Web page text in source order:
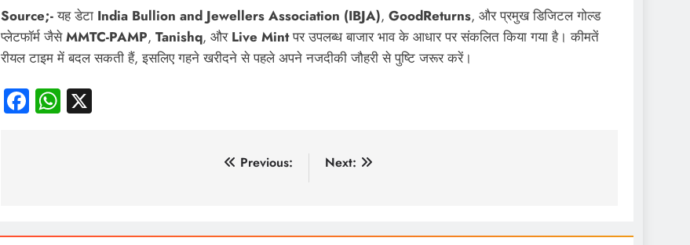
Source;-यह डेटा India Bullion and Jewellers Association (IBJA), GoodReturns, और प्रमुख डिजिटल गोल्ड
प्लेटफॉर्म जैसेMMTC-PAMP, Tanishq, और Live Mintपर उपलब्ध बाजार भाव के आधार पर संकलित किया गया है। कीमतें
रीयल टाइम में बदल सकती हैं, इसलिए गहने खरीदने से पहले अपने नजदीकी जौहरी से पुष्टि जरूर करें।
Facebook
WhatsApp
Previous: Next: